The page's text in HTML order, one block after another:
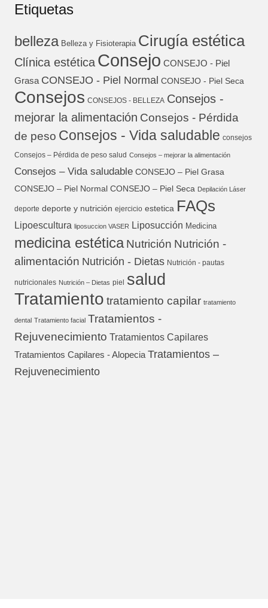
Etiquetas
belleza Belleza y Fisioterapia Cirugía estética
Clínica estética Consejo CONSEJO - Piel
Grasa CONSEJO - Piel Normal CONSEJO - Piel Seca
Consejos CONSEJOS - BELLEZA Consejos -
mejorar la alimentación Consejos - Pérdida
de peso Consejos - Vida saludable consejos
Consejos – Pérdida de peso salud Consejos – mejorar la alimentación
Consejos – Vida saludable CONSEJO – Piel Grasa
CONSEJO – Piel Normal CONSEJO – Piel Seca Depilación Láser
deporte deporte y nutrición ejercicio estetica FAQs
Lipoescultura liposuccion VASER Liposucción Medicina
medicina estética Nutrición Nutrición -
alimentación Nutrición - Dietas Nutrición - pautas
nutricionales Nutrición – Dietas piel salud
Tratamiento tratamiento capilar tratamiento
dental Tratamiento facial Tratamientos -
Rejuvenecimiento Tratamientos Capilares
Tratamientos Capilares - Alopecia Tratamientos –
Rejuvenecimiento